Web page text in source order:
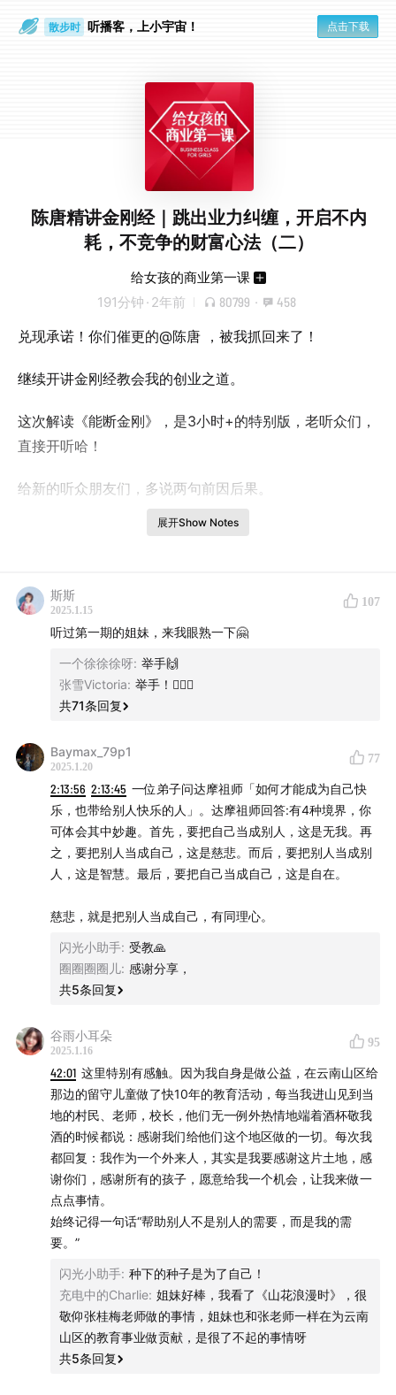
通勤路上 听播客，上小宇宙！ 点击下载
陈唐精讲金刚经｜跳出业力纠缠，开启不内
耗，不竞争的财富心法（二）
给女孩的商业第一课
191分钟 · 2年前 80799 · 458
兑现承诺！你们催更的@陈唐 ，被我抓回来了！
继续开讲金刚经教会我的创业之道。
这次解读《能断金刚》，是3小时+的特别版，老听众们，
直接开听哈！
给新的听众朋友们，多说两句前因后果。
4个月之前，我和@陈唐 录了第一期的
还获得微博年度爆款音频单集🏆
当时，我们在结尾留了两个小尾巴：
一个是建议大家，实践一下笔的故事，回来告诉我们，有
没有神奇的新体验？
第二个是再次重聚的时候，会给你们开讲，如何消弭坏种
子👀
25年的开年，我们如约迎来了第二期，特别长，但是特别
完整。
我在剪辑的时候发现，这次的状态，也更加松弛了。
其实，​《能断金刚》这本书，是在翻译古老的智慧《金刚
经》，我在第一次录制的时候，也有过很多很多的担心。
​面对年轻女性，讲“空性”和“种子”，会不会太老派，太玄学
​这一代年轻人，会不会更喜欢上来就干实事、拿结果？
数据已经打消了我的顾虑，甚至，这期的视频版也成为了
视频号的爆款内容，所以赶紧把陈唐从国外抓回来，继续
展开Show Notes
斯斯
2025.1.15
107
听过第一期的姐妹，来我眼熟一下🤗
一个徐徐徐呀: 举手🙌
张雪Victoria: 举手！🙋🏻‍♀️
共71条回复
Baymax_79p1
2025.1.20
77
2:13:56 2:13:45 一位弟子问达摩祖师「如何才能成为自己快
乐，也带给别人快乐的人」。达摩祖师回答:有4种境界，你
可体会其中妙趣。首先，要把自己当成别人，这是无我。再
之，要把别人当成自己，这是慈悲。而后，要把别人当成别
人，这是智慧。最后，要把自己当成自己，这是自在。
慈悲，就是把别人当成自己，有同理心。
闪光小助手: 受教🙏
圈圈圈圈儿: 感谢分享，
共5条回复
谷雨小耳朵
2025.1.16
95
42:01 这里特别有感触。因为我自身是做公益，在云南山区给
那边的留守儿童做了快10年的教育活动，每当我进山见到当
地的村民、老师，校长，他们无一例外热情地端着酒杯敬我
酒的时候都说：感谢我们给他们这个地区做的一切。每次我
都回复：我作为一个外来人，其实是我要感谢这片土地，感
谢你们，感谢所有的孩子，愿意给我一个机会，让我来做一
点点事情。
始终记得一句话“帮助别人不是别人的需要，而是我的需
要。”
闪光小助手: 种下的种子是为了自己！
充电中的Charlie: 姐妹好棒，我看了《山花浪漫时》，很
敬仰张桂梅老师做的事情，姐妹也和张老师一样在为云南
山区的教育事业做贡献，是很了不起的事情呀
共5条回复